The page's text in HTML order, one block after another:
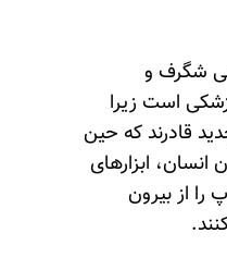
شگرف و
است زیرا
قادرند که حین
ابزارهای
را از بیرون